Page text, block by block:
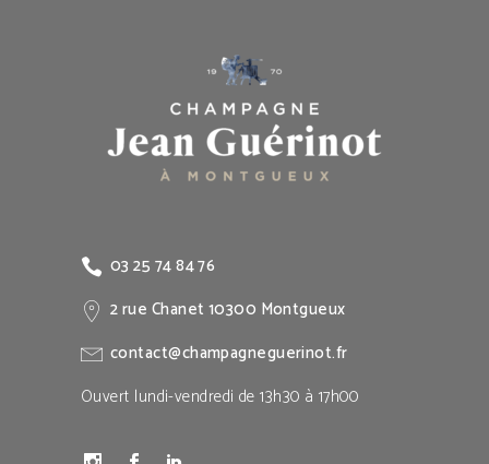
03 25 74 84 76
2 rue Chanet 10300 Montgueux
contact@champagneguerinot.fr
Ouvert lundi-vendredi de 13h30 à 17h00